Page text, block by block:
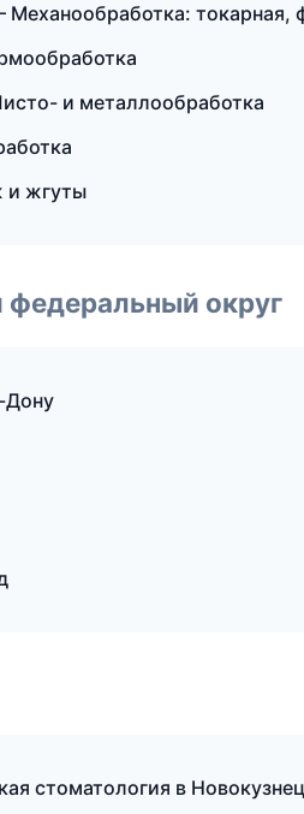
токарная,
и металлообработка
и жгуты
округ
Дону
стоматология в